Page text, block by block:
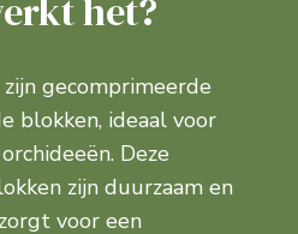
het?
zijn gecomprimeerde
blokken, ideaal voor
Deze
zijn duurzaam en
voor een